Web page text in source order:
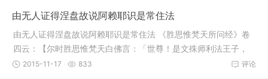
由无人证得涅盘故说阿赖耶识是常住法
由无人证得涅盘故说阿赖耶识是常住法 《胜思惟梵天所问经》卷
四云：【尔时胜思惟梵天白佛言：「世尊！是文殊师利法王子，
能作佛
评论
2015-11-17 833